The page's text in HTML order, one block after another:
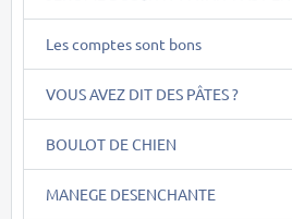
Les comptes sont bons
VOUS AVEZ DIT DES PÂTES ?
BOULOT DE CHIEN
MANEGE DESENCHANTE